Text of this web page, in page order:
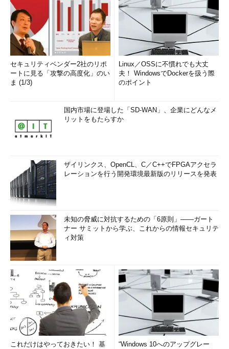
セキュリティベンダー2社のリポ
ートに見る「攻撃の高度化」のい
ま (1/3)
Linux／OSSに不慣れでも大丈
夫！ WindowsでDockerを扱う際
のポイント
国内市場に登場した「SD-WAN」、企業にどんなメ
リットをもたらすか
ザイリンクス、OpenCL、C／C++でFPGAアクセラ
レーションを行う開発環境最新版のリリースを発表
未知の脅威に対抗するための「6原則」――ガート
ナー サミットから学ぶ、これからの情報セキュリテ
ィ対策
これだけはやっておきたい！ 基
“Windows 10へのアップグレー